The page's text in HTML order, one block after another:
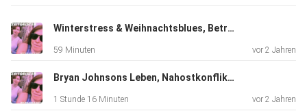
Winterstress & Weihnachtsblues, Betrüger & Hochstapler, dt. Kultur in Cambridge
59 Minuten vor 2 Jahren
Bryan Johnsons Leben, Nahostkonflikt, Britney Spears Biographie
1 Stunde 16 Minuten vor 2 Jahren